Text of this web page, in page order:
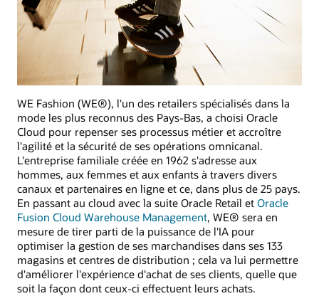
WE Fashion (WE®), l'un des retailers spécialisés dans la
mode les plus reconnus des Pays-Bas, a choisi Oracle
Cloud pour repenser ses processus métier et accroître
l'agilité et la sécurité de ses opérations omnicanal.
L'entreprise familiale créée en 1962 s'adresse aux
hommes, aux femmes et aux enfants à travers divers
canaux et partenaires en ligne et ce, dans plus de 25 pays.
En passant au cloud avec la suite Oracle Retail et Oracle
Fusion Cloud Warehouse Management, WE® sera en
mesure de tirer parti de la puissance de l'IA pour
optimiser la gestion de ses marchandises dans ses 133
magasins et centres de distribution ; cela va lui permettre
d'améliorer l'expérience d'achat de ses clients, quelle que
soit la façon dont ceux-ci effectuent leurs achats.